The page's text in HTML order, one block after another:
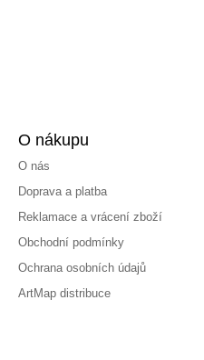
O nákupu
O nás
Doprava a platba
Reklamace a vrácení zboží
Obchodní podmínky
Ochrana osobních údajů
ArtMap distribuce